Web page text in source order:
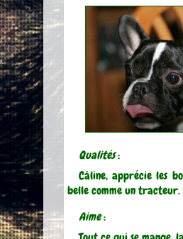
Qualités:
Câline, apprécie les
belle comme un tracteur.
Aime: